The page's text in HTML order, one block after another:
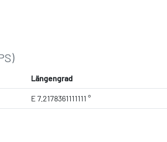
Längengrad
E 7.2178361111111 °